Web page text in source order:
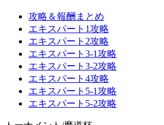
攻略＆報酬まとめ
エキスパート1攻略
エキスパート2攻略
エキスパート3-1攻略
エキスパート3-2攻略
エキスパート4攻略
エキスパート5-1攻略
エキスパート5-2攻略